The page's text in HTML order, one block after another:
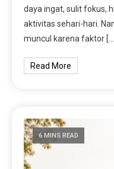
daya ingat, sulit fokus,
aktivitas sehari-hari.
muncul karena faktor […]
Read More
6 MINS READ